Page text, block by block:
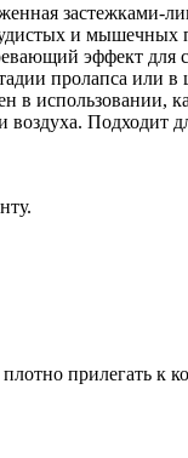
застежками-
и мышечных
эффект для
пролапса или в
в использовании,
воздуха. Подходит
прилегать к